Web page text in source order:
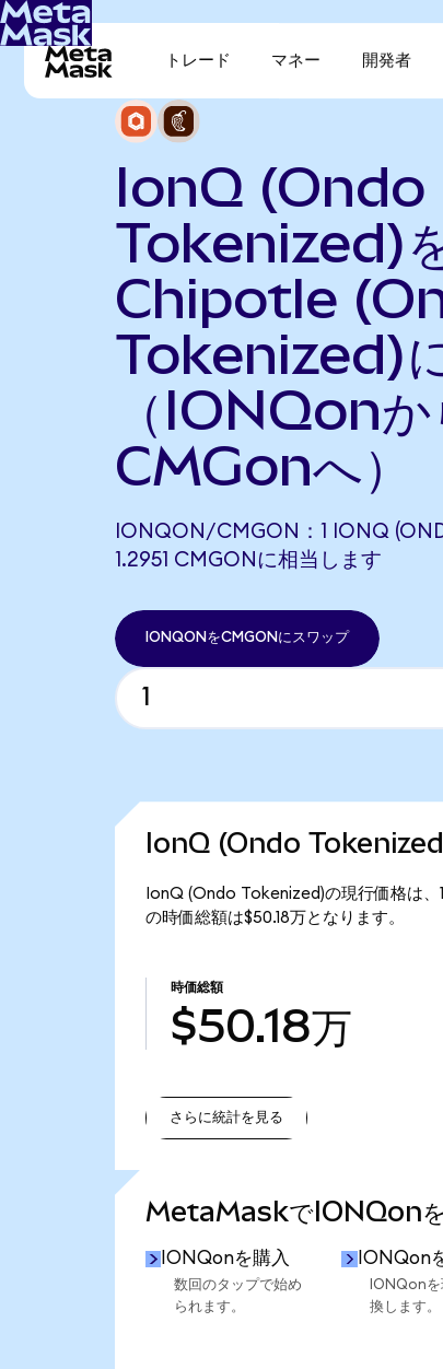
トレード マネー 開発者
IonQ (Ondo
Tokenized)
Chipotle
Tokenized)
（IONQonか
CMGonへ）
IONQON/CMGON：1 IONQ
1.2951 CMGONに相当します
IONQONをCMGONにスワップ
IonQ (Ondo Tokenized)
IonQ (Ondo Tokenized)の現行価格は
の時価総額は$50.18万となります。
時価総額
$50.18万
さらに統計を見る
MetaMaskでIONQonを
IONQonを購入
数回のタップで始め
られます。
IONQon
IONQon
換します。